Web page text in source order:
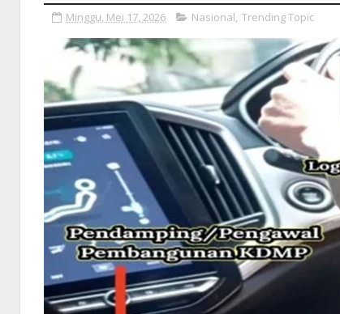
Minggu, Mei 17, 2026 Nasional, Trending Topic